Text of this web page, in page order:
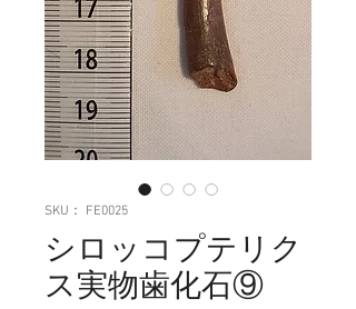
SKU： FE0025
シロッコプテリク
ス実物歯化石⑨